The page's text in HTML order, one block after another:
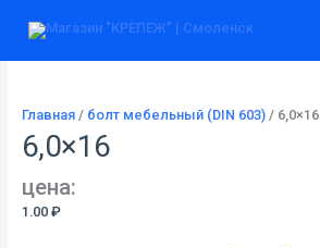
Главная/ болт мебельный (DIN 603)/ 6,0×16
6,0×16
цена:
1.00 ₽
товара